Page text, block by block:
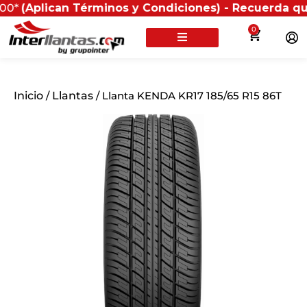
Términos y Condiciones) - Recuerda que si
0
Inicio / Llantas / Llanta KENDA KR17 185/65 R15 86T